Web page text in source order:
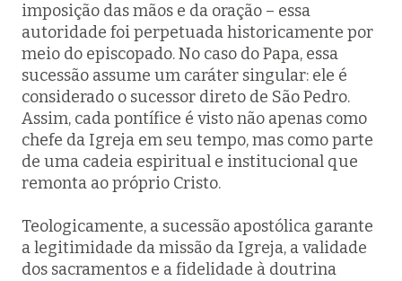
imposição das mãos e da oração – essa
autoridade foi perpetuada historicamente por
meio do episcopado. No caso do Papa, essa
sucessão assume um caráter singular: ele é
considerado o sucessor direto de São Pedro.
Assim, cada pontífice é visto não apenas como
chefe da Igreja em seu tempo, mas como parte
de uma cadeia espiritual e institucional que
remonta ao próprio Cristo.
Teologicamente, a sucessão apostólica garante
a legitimidade da missão da Igreja, a validade
dos sacramentos e a fidelidade à doutrina